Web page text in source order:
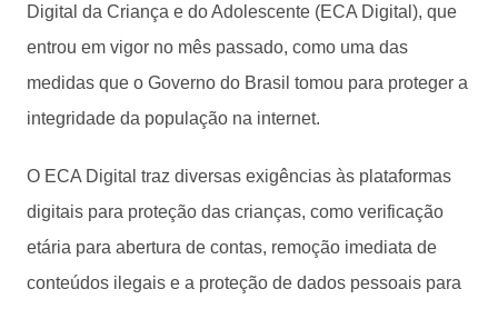
Digital da Criança e do Adolescente (ECA Digital), que
entrou em vigor no mês passado, como uma das
medidas que o Governo do Brasil tomou para proteger a
integridade da população na internet.
O ECA Digital traz diversas exigências às plataformas
digitais para proteção das crianças, como verificação
etária para abertura de contas, remoção imediata de
conteúdos ilegais e a proteção de dados pessoais para